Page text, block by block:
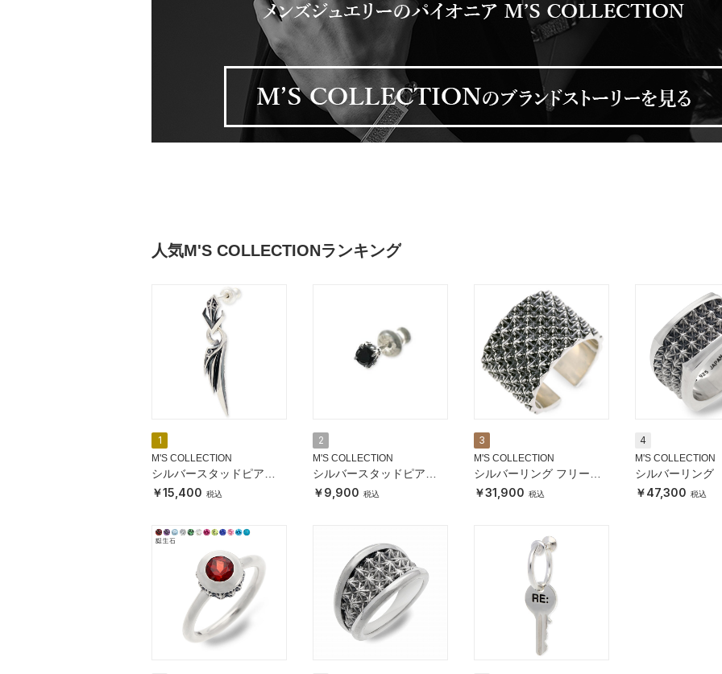
人気M'S COLLECTIONランキング
1
M'S COLLECTION
シルバースタッドピアス
(片耳用)
15,400
2
M'S COLLECTION
シルバースタッドピアス
(片耳用)
9,900
3
M'S COLLECTION
シルバーリング フリーサ
イズ 14～21号
31,900
4
M'S COLLECTION
シルバーリング
47,300